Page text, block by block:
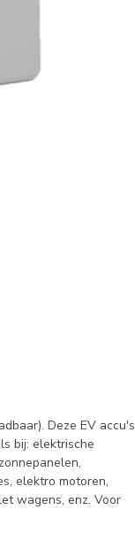
Deze EV accu's
bij: elektrische
elektro motoren,
wagens, enz. Voor